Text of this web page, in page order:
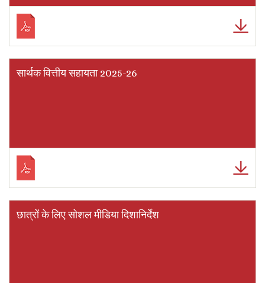
सार्थक वित्तीय सहायता 2025-26
छात्रों के लिए सोशल मीडिया दिशानिर्देश